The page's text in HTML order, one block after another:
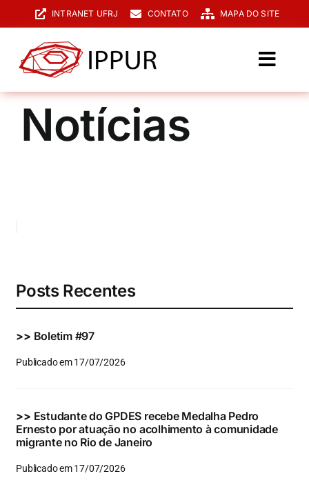
para
conteúdo
INTRANET UFRJ CONTATO MAPA DO SITE
O IPPUR
Graduação
Eventos e Certificados
para:
Notícias
Posts Recentes
>> Boletim #97
Publicado em 17/07/2026
>> Estudante do GPDES recebe Medalha Pedro
Ernesto por atuação no acolhimento à comunidade
migrante no Rio de Janeiro
Publicado em 17/07/2026